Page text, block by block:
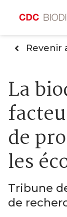
Revenir
La
de
les
Tribune
de